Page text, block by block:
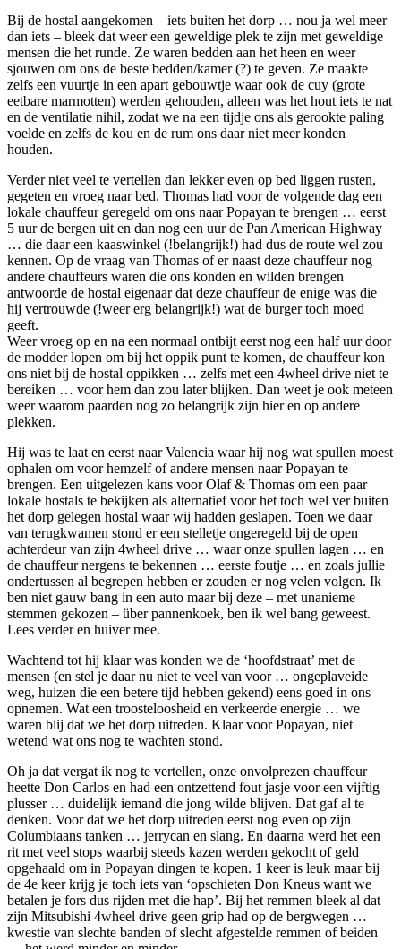
Bij de hostal aangekomen – iets buiten het dorp … nou ja wel meer
dan iets – bleek dat weer een geweldige plek te zijn met geweldige
mensen die het runde. Ze waren bedden aan het heen en weer
sjouwen om ons de beste bedden/kamer (?) te geven. Ze maakte
zelfs een vuurtje in een apart gebouwtje waar ook de cuy (grote
eetbare marmotten) werden gehouden, alleen was het hout iets te nat
en de ventilatie nihil, zodat we na een tijdje ons als gerookte paling
voelde en zelfs de kou en de rum ons daar niet meer konden
houden.
Verder niet veel te vertellen dan lekker even op bed liggen rusten,
gegeten en vroeg naar bed. Thomas had voor de volgende dag een
lokale chauffeur geregeld om ons naar Popayan te brengen … eerst
5 uur de bergen uit en dan nog een uur de Pan American Highway
… die daar een kaaswinkel (!belangrijk!) had dus de route wel zou
kennen. Op de vraag van Thomas of er naast deze chauffeur nog
andere chauffeurs waren die ons konden en wilden brengen
antwoorde de hostal eigenaar dat deze chauffeur de enige was die
hij vertrouwde (!weer erg belangrijk!) wat de burger toch moed
geeft.
Weer vroeg op en na een normaal ontbijt eerst nog een half uur door
de modder lopen om bij het oppik punt te komen, de chauffeur kon
ons niet bij de hostal oppikken … zelfs met een 4wheel drive niet te
bereiken … voor hem dan zou later blijken. Dan weet je ook meteen
weer waarom paarden nog zo belangrijk zijn hier en op andere
plekken.
Hij was te laat en eerst naar Valencia waar hij nog wat spullen moest
ophalen om voor hemzelf of andere mensen naar Popayan te
brengen. Een uitgelezen kans voor Olaf & Thomas om een paar
lokale hostals te bekijken als alternatief voor het toch wel ver buiten
het dorp gelegen hostal waar wij hadden geslapen. Toen we daar
van terugkwamen stond er een stelletje ongeregeld bij de open
achterdeur van zijn 4wheel drive … waar onze spullen lagen … en
de chauffeur nergens te bekennen … eerste foutje … en zoals jullie
ondertussen al begrepen hebben er zouden er nog velen volgen. Ik
ben niet gauw bang in een auto maar bij deze – met unanieme
stemmen gekozen – über pannenkoek, ben ik wel bang geweest.
Lees verder en huiver mee.
Wachtend tot hij klaar was konden we de ‘hoofdstraat’ met de
mensen (en stel je daar nu niet te veel van voor … ongeplaveide
weg, huizen die een betere tijd hebben gekend) eens goed in ons
opnemen. Wat een troosteloosheid en verkeerde energie … we
waren blij dat we het dorp uitreden. Klaar voor Popayan, niet
wetend wat ons nog te wachten stond.
Oh ja dat vergat ik nog te vertellen, onze onvolprezen chauffeur
heette Don Carlos en had een ontzettend fout jasje voor een vijftig
plusser … duidelijk iemand die jong wilde blijven. Dat gaf al te
denken. Voor dat we het dorp uitreden eerst nog even op zijn
Columbiaans tanken … jerrycan en slang. En daarna werd het een
rit met veel stops waarbij steeds kazen werden gekocht of geld
opgehaald om in Popayan dingen te kopen. 1 keer is leuk maar bij
de 4e keer krijg je toch iets van ‘opschieten Don Kneus want we
betalen je fors dus rijden met die hap’. Bij het remmen bleek al dat
zijn Mitsubishi 4wheel drive geen grip had op de bergwegen …
kwestie van slechte banden of slecht afgestelde remmen of beiden